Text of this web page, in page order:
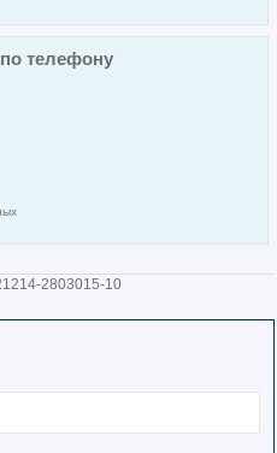
телефону
2803015-10